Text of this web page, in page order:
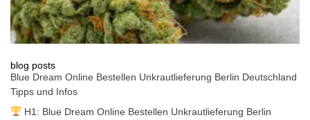
blog posts
Blue Dream Online Bestellen Unkrautlieferung Berlin Deutschland
Tipps und Infos
H1: Blue Dream Online Bestellen Unkrautlieferung Berlin